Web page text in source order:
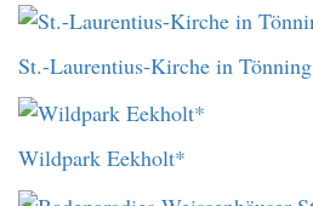
St.-Laurentius-Kirche in Tönning
Wildpark Eekholt*